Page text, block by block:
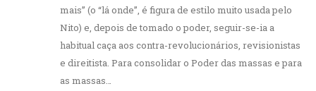
mais” (o “lá onde”, é figura de estilo muito usada pelo
Nito) e, depois de tomado o poder, seguir-se-ia a
habitual caça aos contra-revolucionários, revisionistas
e direitista. Para consolidar o Poder das massas e para
as massas…